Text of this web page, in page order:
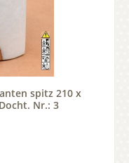
spitz 210 x
Nr.: 3